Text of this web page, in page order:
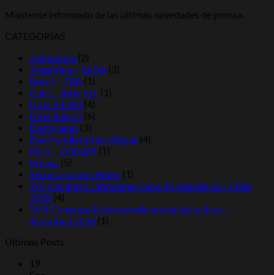
Mantente informado de las últimas novedades de prensa.
CATEGORÍAS
Apimondia (2)
Argentina – SADA (3)
Brasil – CBA (1)
Chile – RAN F.G. (1)
De la FILAPI (4)
De la Region (6)
Destacadas (3)
Dia Mundial de las Abejas (4)
Perú – CONAPI (1)
Prensa (5)
Secretaria de la Mujer (1)
XIV Congreso Latinoamericano de Apicultura – Chile
2020 (4)
XVII Congreso Latinoamericano de Apicultura –
Argentina 2026 (1)
Últimos Posts
19